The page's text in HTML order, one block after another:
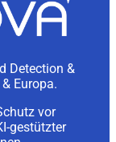
Detection &
Europa.
vor
gestützter